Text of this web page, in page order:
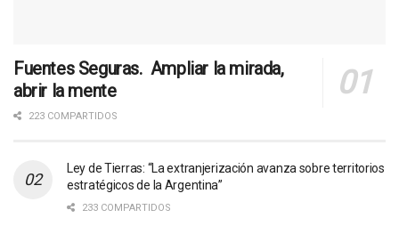
Fuentes Seguras. Ampliar la mirada,
abrir la mente
223 COMPARTIDOS
Ley de Tierras: “La extranjerización avanza sobre territorios
estratégicos de la Argentina”
233 COMPARTIDOS